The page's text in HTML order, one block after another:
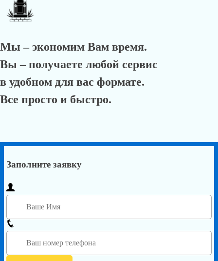
Мы – экономим Вам время.
Вы – получаете любой сервис
в удобном для вас формате.
Все просто и быстро.
Заполните заявку